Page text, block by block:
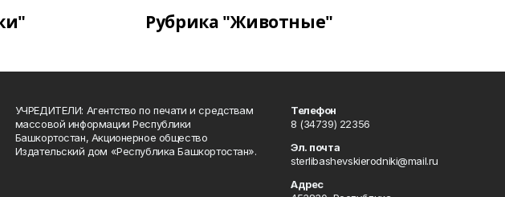
Рубрика "Животные"
УЧРЕДИТЕЛИ: Агентство по печати и средствам
массовой информации Республики
Башкортостан, Акционерное общество
Издательский дом «Республика Башкортостан».
Телефон
8 (34739) 22356
Эл. почта
sterlibashevskierodniki@mail.ru
Адрес